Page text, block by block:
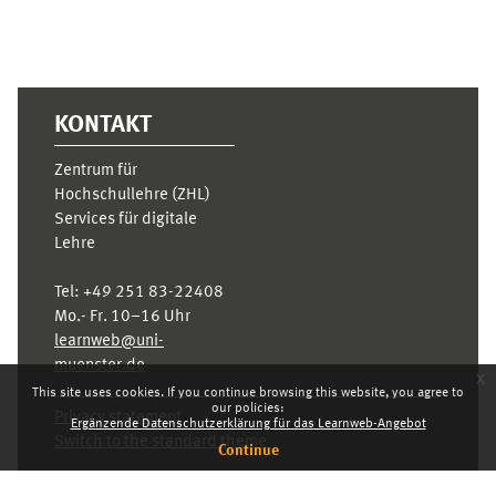
This site uses cookies. If you continue browsing this website, you agree to
our policies:
Ergänzende Datenschutzerklärung für das Learnweb-Angebot
Continue
x
KONTAKT
Zentrum für
Hochschullehre (ZHL)
Services für digitale
Lehre
Tel: +49 251 83-22408
Mo.- Fr. 10–16 Uhr
learnweb@uni-
muenster.de
Privacy statement
Switch to the standard theme